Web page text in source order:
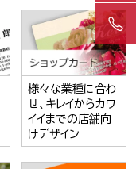
様々な業種に合わ
せ、キレイからカワ
イイまでの店舗向
けデザイン